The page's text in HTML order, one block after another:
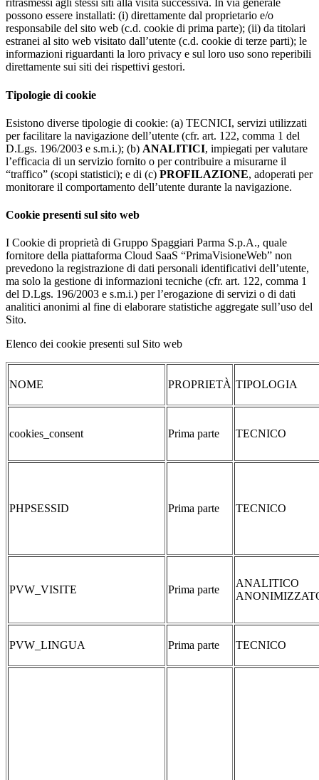
ritrasmessi agli stessi siti alla visita successiva. In via generale
possono essere installati: (i) direttamente dal proprietario e/o
responsabile del sito web (c.d. cookie di prima parte); (ii) da titolari
estranei al sito web visitato dall’utente (c.d. cookie di terze parti); le
informazioni riguardanti la loro privacy e sul loro uso sono reperibili
direttamente sui siti dei rispettivi gestori.
Tipologie di cookie
Esistono diverse tipologie di cookie: (a) TECNICI, servizi utilizzati
per facilitare la navigazione dell’utente (cfr. art. 122, comma 1 del
D.Lgs. 196/2003 e s.m.i.); (b) ANALITICI, impiegati per valutare
l’efficacia di un servizio fornito o per contribuire a misurarne il
“traffico” (scopi statistici); e di (c) PROFILAZIONE, adoperati per
monitorare il comportamento dell’utente durante la navigazione.
Cookie presenti sul sito web
I Cookie di proprietà di Gruppo Spaggiari Parma S.p.A., quale
fornitore della piattaforma Cloud SaaS “PrimaVisioneWeb” non
prevedono la registrazione di dati personali identificativi dell’utente,
ma solo la gestione di informazioni tecniche (cfr. art. 122, comma 1
del D.Lgs. 196/2003 e s.m.i.) per l’erogazione di servizi o di dati
analitici anonimi al fine di elaborare statistiche aggregate sull’uso del
Sito.
Elenco dei cookie presenti sul Sito web
NOME PROPRIETÀ TIPOLOGIA
cookies_consent Prima parte TECNICO
PHPSESSID Prima parte TECNICO
PVW_VISITE Prima parte
ANALITICO
PVW_LINGUA Prima parte TECNICO